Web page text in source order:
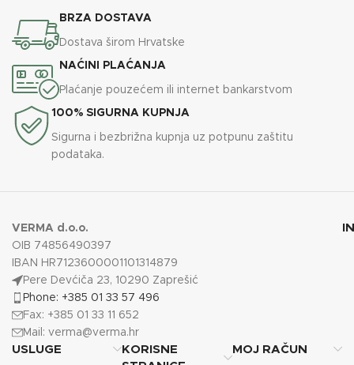
BRZA DOSTAVA
Dostava širom Hrvatske
NAĆINI PLAĆANJA
Plaćanje pouzećem ili internet bankarstvom
100% SIGURNA KUPNJA
Sigurna i bezbrižna kupnja uz potpunu zaštitu
podataka.
VERMA d.o.o.
OIB 74856490397
IBAN HR7123600001101314879
Pere Devćiča 23, 10290 Zaprešić
Phone: +385 01 33 57 496
Fax: +385 01 33 11 652
Mail: verma@verma.hr
USLUGE
KORISNE
MOJ RAČUN